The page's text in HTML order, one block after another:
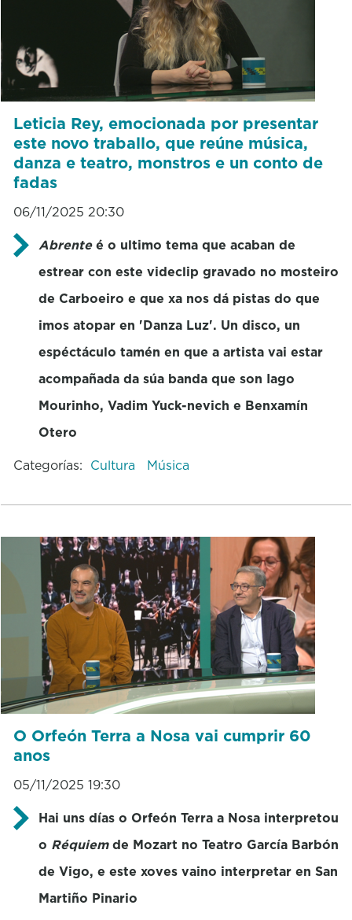
Leticia Rey, emocionada por presentar
este novo traballo, que reúne música,
danza e teatro, monstros e un conto de
fadas
06/11/2025 20:30
Abrenteé o ultimo tema que acaban de
estrear con este videclip gravado no mosteiro
de Carboeiro e que xa nos dá pistas do que
imos atopar en 'Danza Luz'. Un disco, un
espéctáculo tamén en que a artista vai estar
acompañada da súa banda que son Iago
Mourinho, Vadim Yuck-nevich e Benxamín
Otero
Categorías: Cultura Música
O Orfeón Terra a Nosa vai cumprir 60
anos
05/11/2025 19:30
Hai uns días o Orfeón Terra a Nosa interpretou
o Réquiemde Mozart no Teatro García Barbón
de Vigo, e este xoves vaino interpretar en San
Martiño Pinario